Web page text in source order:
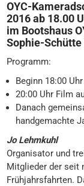
OYC-
2016 ab 18.00
im Bootshaus
Sophie-Schütte
Programm:
Beginn 18:00
20:00 Uhr Film
Danach
handgemachte
Jo Lehmkuhl
Organisator und
Mitglieder der seit
Frühjahrsfahrten.